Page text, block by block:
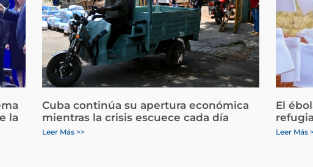
la
Cuba continúa su apertura económica
mientras la crisis escuece cada día
Leer Más >>
El
Leer Más